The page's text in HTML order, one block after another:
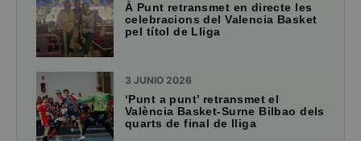
À Punt retransmet en directe les
celebracions del Valencia Basket
pel títol de Lliga
3 JUNIO 2026
‘Punt a punt’ retransmet el
València Basket-Surne Bilbao dels
quarts de final de lliga